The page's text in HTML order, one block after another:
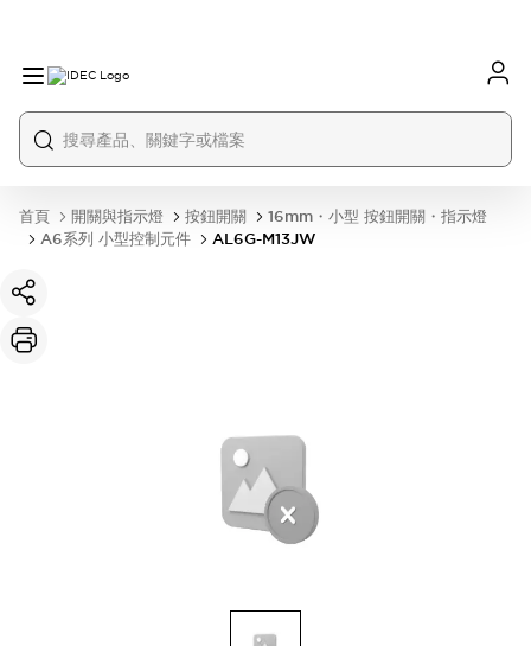
首頁 開關與指示燈 按鈕開關
16mm・小型 按鈕開關・指示燈
A6系列 小型控制元件
AL6G-M13JW